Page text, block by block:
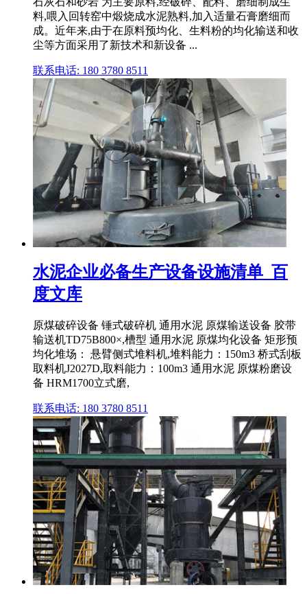
料,喂入回转窑中煅烧成水泥熟料,加入适量石膏磨细而
成。近年来,由于在原料预均化、生料粉的均化输送和收
尘等方面采用了新技术和新设备 ...
联系电话: 180 3780 8511
水泥企业必备生产设备设施清单_百
度文库
原煤破碎设备 锤式破碎机 通用水泥 原煤输送设备 胶带
输送机TD75B800×,槽型 通用水泥 原煤均化设备 矩形预
均化堆场： 悬臂侧式堆料机,堆料能力：150m3 桥式刮板
取料机J2027D,取料能力：100m3 通用水泥 原煤粉磨设
备 HRM1700立式磨,
联系电话: 180 3780 8511